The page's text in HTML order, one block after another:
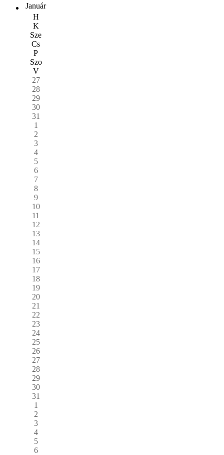
Január
H
K
Sze
Cs
P
Szo
V
27
28
29
30
31
1
2
3
4
5
6
7
8
9
10
11
12
13
14
15
16
17
18
19
20
21
22
23
24
25
26
27
28
29
30
31
1
2
3
4
5
6